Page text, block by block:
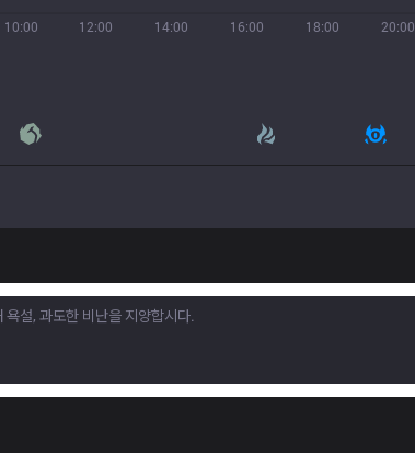
10:00 12:00 14:00 16:00 18:00 20:00